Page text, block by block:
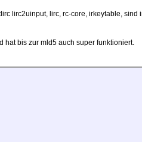
lirc2uinput, lirc, rc-core, irkeytable, sind
hat bis zur mld5 auch super funktioniert.